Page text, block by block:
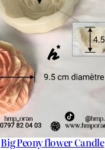
Big Peony flower Candle